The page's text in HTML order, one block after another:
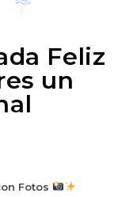
Feliz
un
Fotos